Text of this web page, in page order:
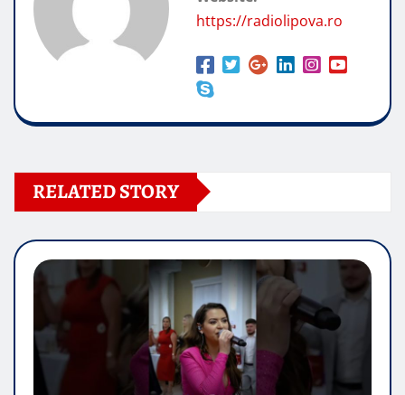
https://radiolipova.ro
RELATED STORY